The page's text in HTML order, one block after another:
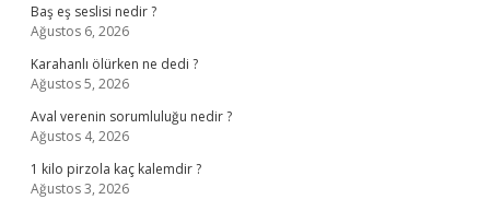
Baş eş seslisi nedir ?
Ağustos 6, 2026
Karahanlı ölürken ne dedi ?
Ağustos 5, 2026
Aval verenin sorumluluğu nedir ?
Ağustos 4, 2026
1 kilo pirzola kaç kalemdir ?
Ağustos 3, 2026